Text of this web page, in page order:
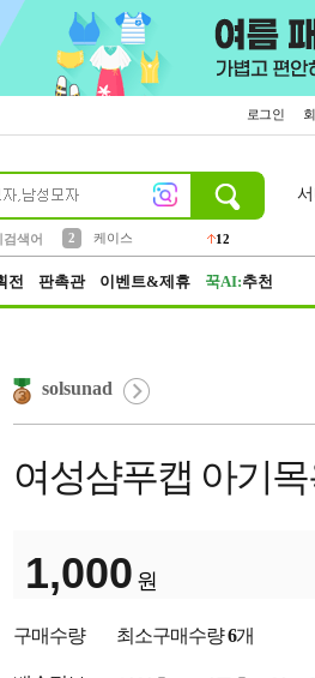
로그인
검색어
2
케이스
12
전 판촉관 이벤트&제휴 꾹AI:추천
solsunad
여성샴푸캡 아기
1,000 원
구매수량 최소구매수량6개